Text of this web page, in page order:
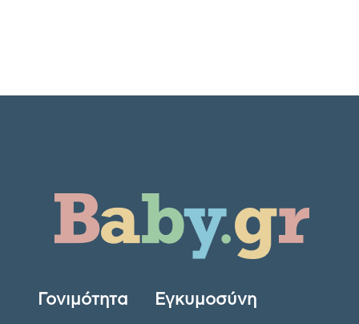
Γονιμότητα Εγκυμοσύνη